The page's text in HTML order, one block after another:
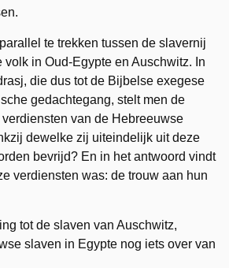
te trekken tussen de slavernij
volk in Oud-Egypte en Auschwitz. In
die dus tot de Bijbelse exegese
gedachtegang, stelt men de
van de Hebreeuwse
dewelke zij uiteindelijk uit deze
bevrijd? En in het antwoord vindt
verdiensten was: de trouw aan hun
tot de slaven van Auschwitz,
slaven in Egypte nog iets over van